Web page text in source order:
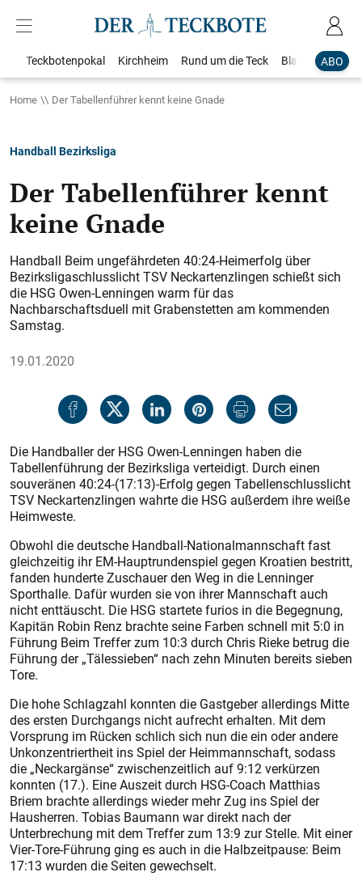
ABO
Teckbotenpokal Kirchheim Rund um die Teck Blaulicht
Home Der Tabellenführer kennt keine Gnade
Handball Bezirksliga
Der Tabellenführer kennt
keine Gnade
Handball Beim ungefährdeten 40:24-Heimerfolg über
Bezirksligaschlusslicht TSV Neckartenzlingen schießt sich
die HSG Owen-Lenningen warm für das
Nachbarschaftsduell mit Grabenstetten am kommenden
Samstag.
19.01.2020
Die Handballer der HSG Owen-Lenningen haben die
Tabellenführung der Bezirksliga verteidigt. Durch einen
souveränen 40:24-(17:13)-Erfolg gegen Tabellenschlusslicht
TSV Neckartenzlingen wahrte die HSG außerdem ihre weiße
Heimweste.
Obwohl die deutsche Handball-Nationalmannschaft fast
gleichzeitig ihr EM-Hauptrundenspiel gegen Kroatien bestritt,
fanden hunderte Zuschauer den Weg in die Lenninger
Sporthalle. Dafür wurden sie von ihrer Mannschaft auch
nicht enttäuscht. Die HSG startete furios in die Begegnung,
Kapitän Robin Renz brachte seine Farben schnell mit 5:0 in
Führung Beim Treffer zum 10:3 durch Chris Rieke betrug die
Führung der „Tälessieben“ nach zehn Minuten bereits sieben
Tore.
Die hohe Schlagzahl konnten die Gastgeber allerdings Mitte
des ersten Durchgangs nicht aufrecht erhalten. Mit dem
Vorsprung im Rücken schlich sich nun die ein oder andere
Unkonzentriertheit ins Spiel der Heimmannschaft, sodass
die „Neckargänse“ zwischenzeitlich auf 9:12 verkürzen
konnten (17.). Eine Auszeit durch HSG-Coach Matthias
Briem brachte allerdings wieder mehr Zug ins Spiel der
Hausherren. Tobias Baumann war direkt nach der
Unterbrechung mit dem Treffer zum 13:9 zur Stelle. Mit einer
Vier-Tore-Führung ging es auch in die Halbzeitpause: Beim
17:13 wurden die Seiten gewechselt.